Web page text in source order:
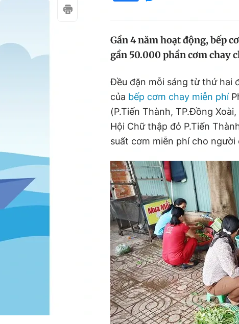
Gần 4 năm hoạt động, bếp
gần 50.000 phần cơm chay
Đều đặn mỗi sáng từ thứ hai
của bếp cơm chay miễn phí
(P.Tiến Thành, TP.Đồng
Hội Chữ thập đỏ P.Tiến
suất cơm miễn phí cho